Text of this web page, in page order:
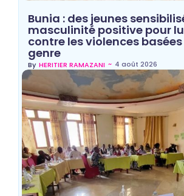
Bunia : des jeunes
masculinité positive pour
contre les violences basées
genre
By HERITIER RAMAZANI ~ 4 août 2026